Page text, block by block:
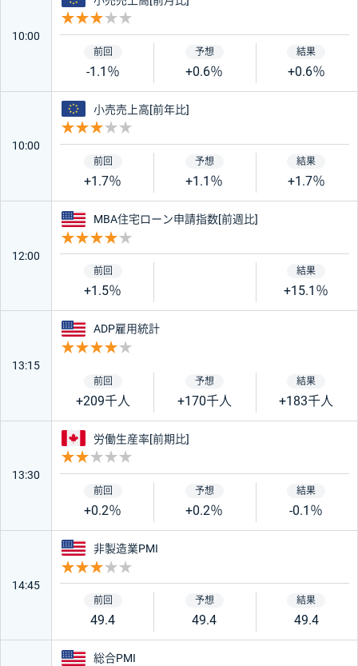
10:00
-1.1％ +0.6％ +0.6％
10:00
ユーロ
小売売上高[前年比]
+1.7％ +1.1％ +1.7％
12:00
アメリカ
MBA住宅ローン申請指数[前週比]
+1.5％ +15.1％
13:15
アメリカ
ADP雇用統計
+209千人 +170千人 +183千人
13:30
カナダ
労働生産率[前期比]
+0.2％ +0.2％ -0.1％
14:45
アメリカ
非製造業PMI
49.4 49.4 49.4
アメリカ
総合PMI